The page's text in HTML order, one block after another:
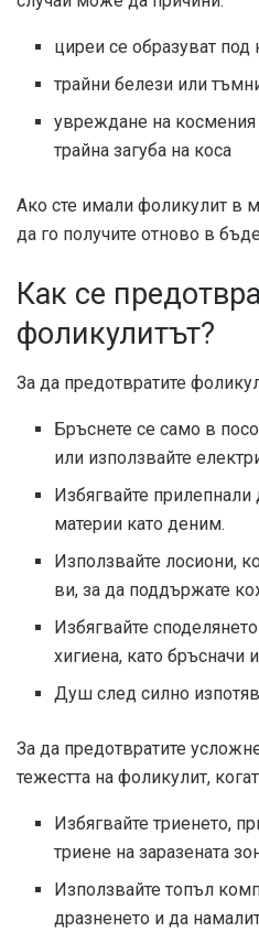
циреи се образуват под
трайни белези или
увреждане на
трайна загуба на коса
Ако сте имали фоликулит в
да го получите отново в
Как се
фоликулитът?
За да предотвратите
Бръснете се само в
или използвайте
Избягвайте прилепнали
материи като деним.
Използвайте лосиони,
ви, за да поддържате
Избягвайте
хигиена, като бръсначи
Душ след силно
За да предотвратите
тежестта на фоликулит,
Избягвайте триенето,
триене на заразената
Използвайте топъл
дразненето и да